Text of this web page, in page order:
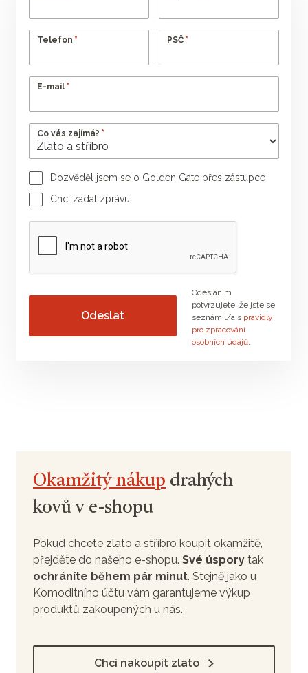
Telefon * PSČ *
E-mail *
Co vás zajímá? *
Dozvěděl jsem se o Golden Gate přes zástupce
Jméno poradce Příjmení poradce
Chci zadat zprávu
Vaše zpráva
Odesláním
potvrzujete, že jste se
seznámil/a s pravidly
pro zpracování
osobních údajů.
Okamžitý nákup drahých
kovů v e-shopu
Pokud chcete zlato a stříbro koupit okamžitě,
přejděte do našeho e-shopu. Své úspory tak
ochráníte během pár minut. Stejně jako u
Komoditního účtu vám garantujeme výkup
produktů zakoupených u nás.
Chci nakoupit zlato